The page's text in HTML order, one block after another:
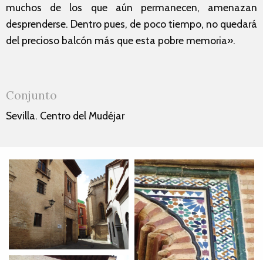
muchos de los que aún permanecen, amenazan
desprenderse. Dentro pues, de poco tiempo, no quedará
del precioso balcón más que esta pobre memoria».
Conjunto
Sevilla. Centro del Mudéjar